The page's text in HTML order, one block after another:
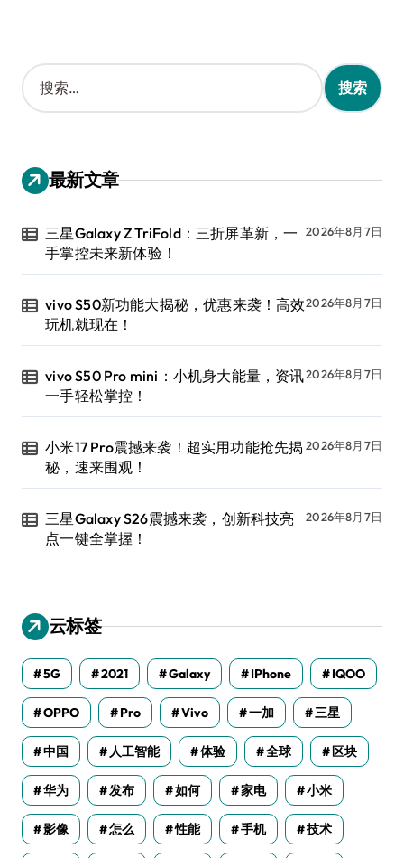
搜
索
：
最新文章
三星Galaxy Z TriFold：三折屏革新，一
手掌控未来新体验！
2026年8月7日
vivo S50新功能大揭秘，优惠来袭！高效
玩机就现在！
2026年8月7日
vivo S50 Pro mini：小机身大能量，资讯
一手轻松掌控！
2026年8月7日
小米17 Pro震撼来袭！超实用功能抢先揭
秘，速来围观！
2026年8月7日
三星Galaxy S26震撼来袭，创新科技亮
点一键全掌握！
2026年8月7日
云标签
5G 2021 Galaxy IPhone IQOO
OPPO Pro Vivo 一加 三星
中国 人工智能 体验 全球 区块
华为 发布 如何 家电 小米
影像 怎么 性能 手机 技术